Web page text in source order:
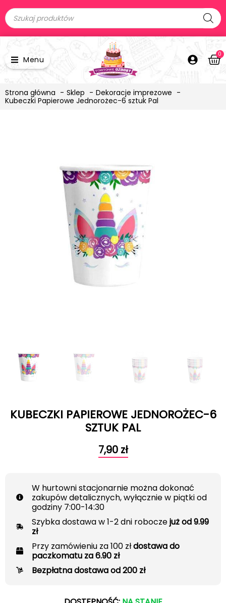
Menu
0
Strona główna Sklep
Dekoracje imprezowe
Kubeczki Papierowe Jednorożec-6 sztuk Pal
KUBECZKI PAPIEROWE JEDNOROŻEC-6
SZTUK PAL
7,90 zł
W hurtowni stacjonarnie można dokonać
zakupów detalicznych, wyłącznie w piątki od
godziny 7:00-14:30
Szybka dostawa w 1-2 dni roboczejuż od 9.99
zł
Przy zamówieniu za 100 złdostawa do
paczkomatu za 6.90 zł
Bezpłatna dostawa od 200 zł